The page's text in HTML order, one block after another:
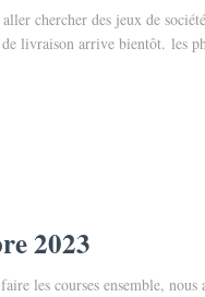
chercher des jeux de
livraison arrive bientôt. les
2023
les courses ensemble,